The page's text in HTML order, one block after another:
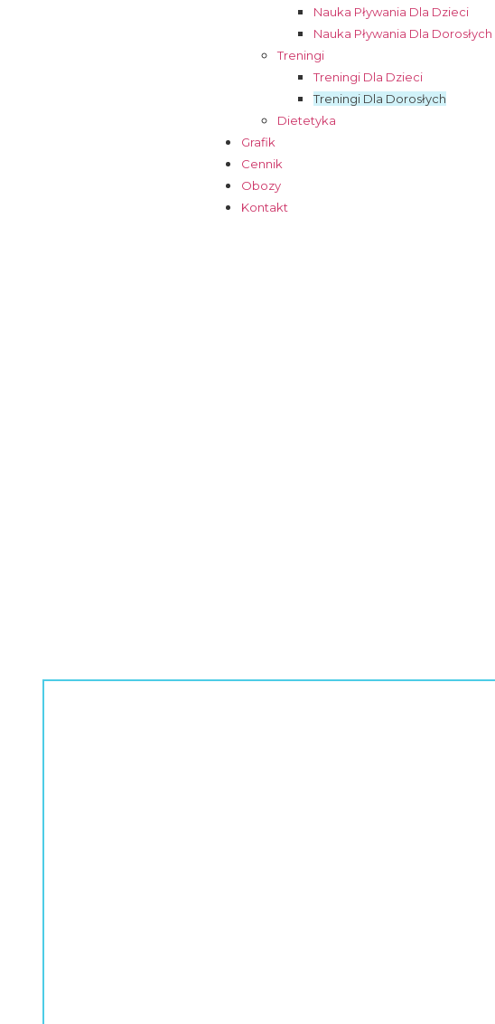
Nauka Pływania Dla Dzieci
Nauka Pływania Dla Dorosłych
Treningi
Treningi Dla Dzieci
Treningi Dla Dorosłych
Dietetyka
Grafik
Cennik
Obozy
Kontakt